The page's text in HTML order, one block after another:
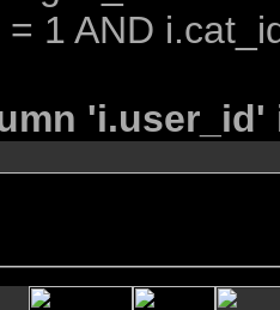
1 AND